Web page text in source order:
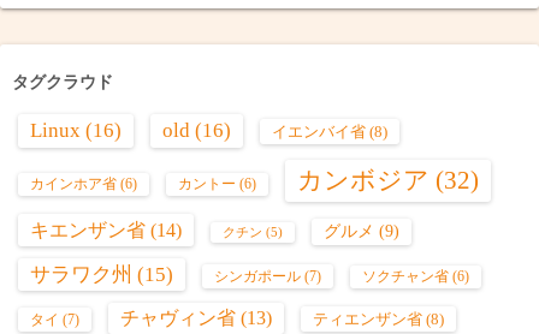
タグクラウド
Linux (16) old (16) イエンバイ省 (8)
カインホア省 (6) カントー (6) カンボジア (32)
キエンザン省 (14) クチン (5) グルメ (9)
サラワク州 (15) シンガポール (7) ソクチャン省 (6)
タイ (7) チャヴィン省 (13) ティエンザン省 (8)